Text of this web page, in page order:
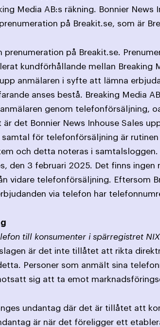
Media AB:s räkning. Bonnier News
på Breakit.se, som är
prenumeration på Breakit.se.
kundförhållande mellan Breaking
upp anmälaren i syfte att lämna
anses bestå. Breaking Media
genom telefonförsäljning,
är det Bonnier News Inhouse Sales
för telefonförsäljning är
och detta noteras i
den 3 februari 2025. Det finns
vidare telefonförsäljning. Eftersom
via telefon har
till konsumenter i spärregistret
är det inte tillåtet att rikta
Personer som anmält sina
sig att ta emot
undantag där det är tillåtet att
är när det föreligger ett